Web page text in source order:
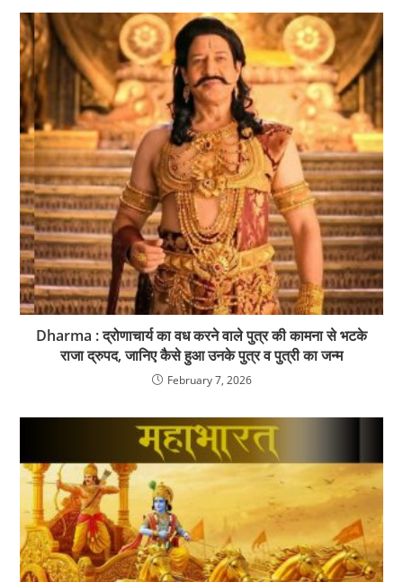
Dharma : द्रोणाचार्य का वध करने वाले पुत्र की कामना से भटके
राजा द्रुपद, जानिए कैसे हुआ उनके पुत्र व पुत्री का जन्म
February 7, 2026